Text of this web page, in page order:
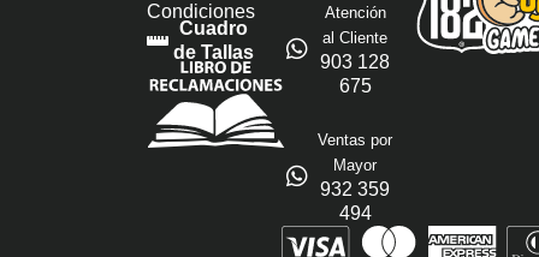
Condiciones
Cuadro
de Tallas
Atención
al Cliente
903 128
675
Ventas por
Mayor
932 359
494